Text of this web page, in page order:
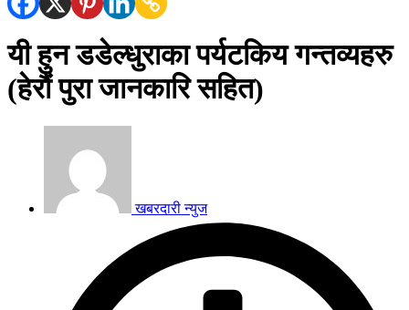
यी हुन डडेल्धुराका पर्यटकिय गन्तव्यहरु
(हेरौं पुरा जानकारि सहित)
खबरदारी न्युज